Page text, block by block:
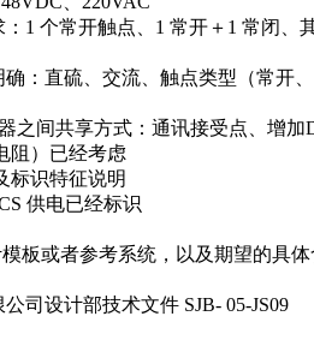
1 个常开触点、1 常开＋1 常闭、
确：直硫、交流、触点类型（常开
之间共享方式：通讯接受点、增加
阻）已经考虑
标识特征说明
供电已经标识
板或者参考系统，以及期望的具
司设计部技术文件 SJB- 05-JS09